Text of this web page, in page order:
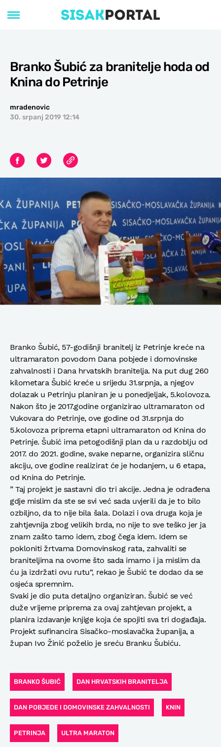
Branko Šubić za branitelje hoda od
Knina do Petrinje
mradenovic
30. srpanj 2019 12:14
Branko Šubić, 57-godišnji branitelj iz Petrinje kreće na
ultramaraton povodom Dana pobjede i domovinske
zahvalnosti i Dana hrvatskih branitelja. Na put dug 260
kilometara Šubić kreće u srijedu 31.srpnja, a njegov
dolazak u Petrinju planiran je u ponedjeljak, 5.kolovoza.
Nakon što je 2017.godine organizirao ultramaraton od
Vukovara do Petrinje, ove godine od 31.srpnja do
5.kolovoza priprema etapni ultramaraton od Knina do
Petrinje. Šubić ima petogodišnji plan da u razdoblju od
2017. do 2021. godine, svake neparne, organizira sličnu
akciju, ove godine realizirat će je hodanjem, u 6 etapa,
od Knina do Petrinje.
” Taj projekt je sastavni dio tri akcije. Jedna je odrađena
gdje mislim da ste se svi već sada uvjerili da je to bilo
ozbiljno, da to nije bila šala. Dolazi i ova druga koja je
zahtjevnija zbog velikih brda, no nije to sve teško jer ja
znam zašto tamo idem, zbog čega idem. Idem se
pokloniti žrtvama Domovinskog rata, zahvaliti se
braniteljima na ovome što sada imamo i ja mislim da
ću ja izdržati ovu rutu“, rekao je Šubić te dodao da se
osjeća spremnim.
Svaki je dio puta detaljno organiziran. Šubić se već
duže vrijeme priprema za ovaj zahtjevan projekt, a
planira izdavanje knjige koja će spojiti sva tri događaja.
Projekt sufinancira Sisačko-moslavačka županija, a
župan Ivo Žinić poželio je sreću Branku Šubiću.
BRANKO ŠUBIĆ DAN HRVATSKIH BRANITELJA
DAN POBJEDE I DOMOVINSKE ZAHVALNOSTI KNIN
PETRINJA ULTRA MARATON